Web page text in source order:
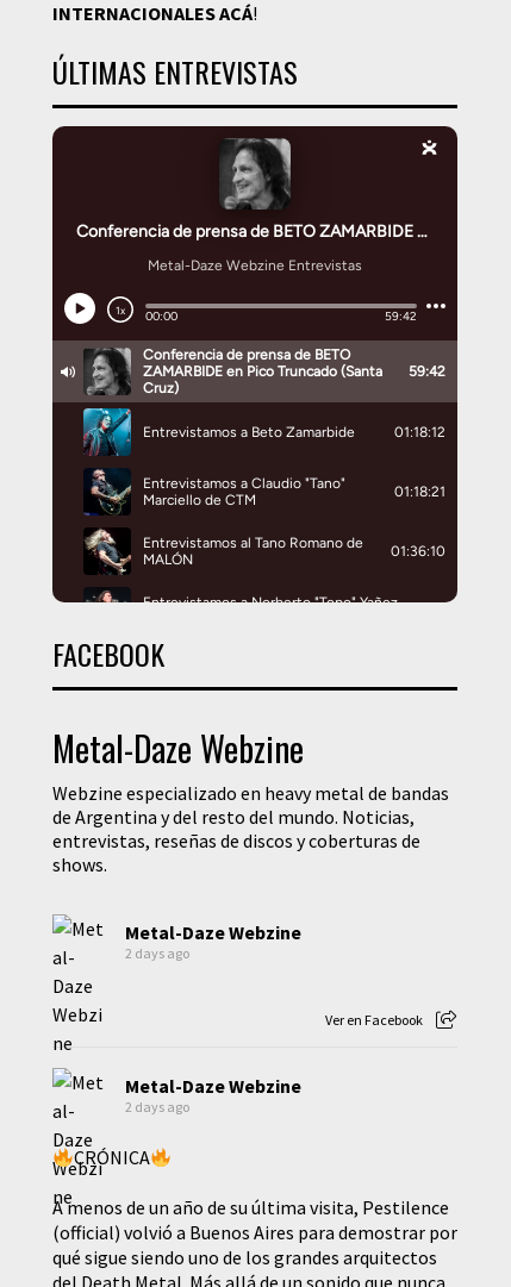
INTERNACIONALESACÁ!
ÚLTIMAS ENTREVISTAS
FACEBOOK
Metal-Daze Webzine
Webzine especializado en heavy metal de bandas
de Argentina y del resto del mundo. Noticias,
entrevistas, reseñas de discos y coberturas de
shows.
Metal-Daze Webzine
2 days ago
Ver en Facebook
Metal-Daze Webzine
2 days ago
CRÓNICA
A menos de un año de su última visita, Pestilence
(official) volvió a Buenos Aires para demostrar por
qué sigue siendo uno de los grandes arquitectos
del Death Metal. Más allá de un sonido que nunca